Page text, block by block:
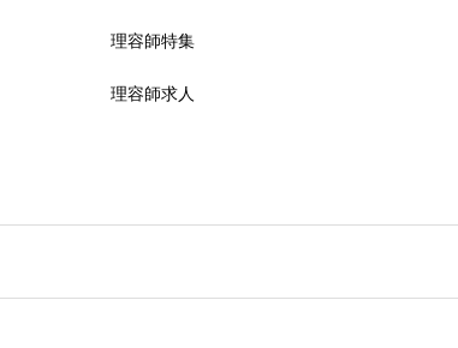
理容師特集
理容師求人